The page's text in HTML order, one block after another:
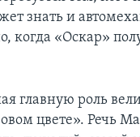
знать и
когда «Оскар»
главную роль
цвете». Речь